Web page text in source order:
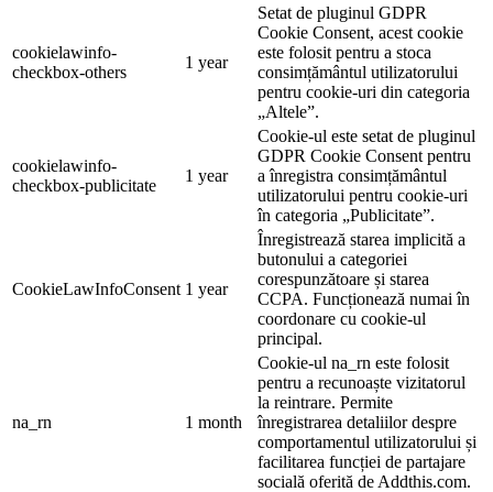
cookielawinfo-
checkbox-others
1 year
Setat de pluginul GDPR
Cookie Consent, acest cookie
este folosit pentru a stoca
consimțământul utilizatorului
pentru cookie-uri din categoria
„Altele”.
cookielawinfo-
checkbox-publicitate
1 year
Cookie-ul este setat de pluginul
GDPR Cookie Consent pentru
a înregistra consimțământul
utilizatorului pentru cookie-uri
în categoria „Publicitate”.
CookieLawInfoConsent 1 year
Înregistrează starea implicită a
butonului a categoriei
corespunzătoare și starea
CCPA. Funcționează numai în
coordonare cu cookie-ul
principal.
na_rn 1 month
Cookie-ul na_rn este folosit
pentru a recunoaște vizitatorul
la reintrare. Permite
înregistrarea detaliilor despre
comportamentul utilizatorului și
facilitarea funcției de partajare
socială oferită de Addthis.com.